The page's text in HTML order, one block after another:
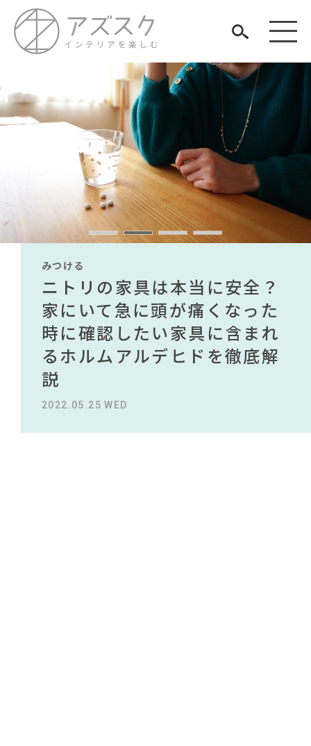
TAG LIST
#ソファ #コクヨ #テレワーク#大川家具
#ファニタメ#ヤマソロ
#インテリアコーディネート
#2022 春ドラマ
#インテリアスタイリングの法則
#インダストリアルスタイル #映画#KEYUCA
#サステナブル #岡崎製材#フェリシモ#良品計画
#インテリアの法則
#アダル
#2022 夏ドラマ#無印良品#オフィスチェア
#2022 秋ドラマ
#ACTUS
#DINOS CORPORATION
見つける
知る
楽しむ
ARCHIVE
NEWS
ABOUT
みつける
無印で有名デザイナーのアイ
テムが手に入る？無印良品で
買える有名デザイナーがデザ
インしたインテリアを一挙紹
介
2022.10.24 MON
みつける
IKEA家具は引っ越し業者を悩
ませる？引っ越し業者に敬遠
されている理由を徹底解
説！！
2023.09.27 WED
みつける
ニトリの家具は本当に安全？
家にいて急に頭が痛くなった
時に確認したい家具に含まれ
るホルムアルデヒドを徹底解
説
2022.05.25 WED
みつける
【部屋をおしゃれにしたい人
必見】今話題のインテリアス
タイルから定番スタイルまで
紹介！おすすめインテリアス
タイル18選
2023.09.23 SAT
みつける
無印で有名デザイナーのアイ
テムが手に入る？無印良品で
買える有名デザイナーがデザ
インしたインテリアを一挙紹
介
2022.10.24 MON
みつける
IKEA家具は引っ越し業者を悩
ませる？引っ越し業者に敬遠
されている理由を徹底解
説！！
2023.09.27 WED